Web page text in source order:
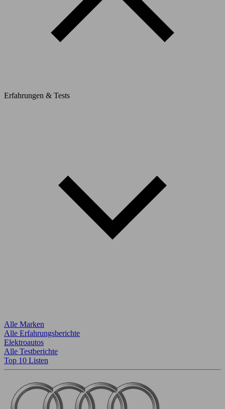
Erfahrungen & Tests
Alle Marken
Alle Erfahrungsberichte
Elektroautos
Alle Testberichte
Top 10 Listen